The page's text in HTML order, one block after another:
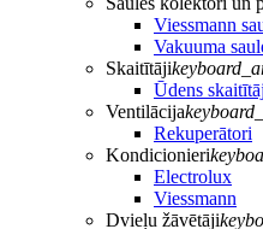
Viessmann
Vakuuma
Skaitītāji
Ūdens
Ventilācija
Rekuperātori
Kondicionieri
Electrolux
Viessmann
Dvieļu žāvētāji